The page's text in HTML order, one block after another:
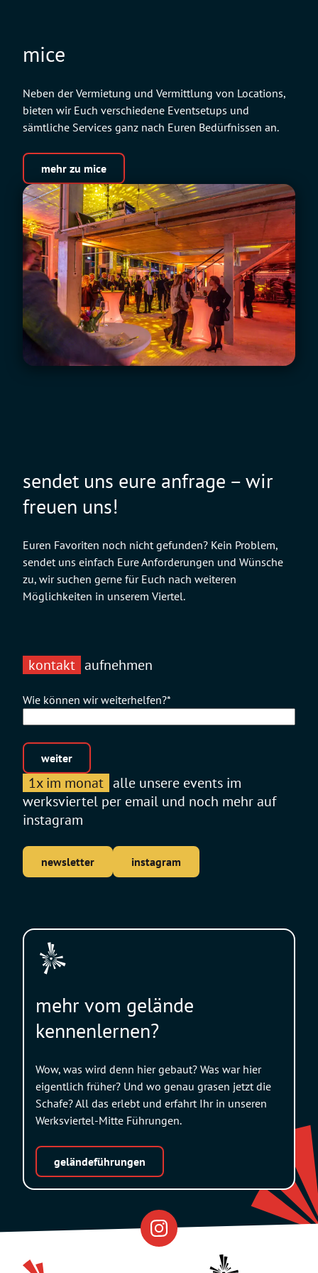
s
l
mice
Neben der Vermietung und Vermittlung von Locations,
bieten wir Euch verschiedene Eventsetups und
sämtliche Services ganz nach Euren Bedürfnissen an.
mehr zu mice
sendet uns eure anfrage – wir
freuen uns!
Euren Favoriten noch nicht gefunden? Kein Problem,
sendet uns einfach Eure Anforderungen und Wünsche
zu, wir suchen gerne für Euch nach weiteren
Möglichkeiten in unserem Viertel.
kontakt aufnehmen
Wie können wir weiterhelfen?*
weiter
1x im monat alle unsere events im
werksviertel per email und noch mehr auf
instagram
newsletter instagram
mehr vom gelände
kennenlernen?
Wow, was wird denn hier gebaut? Was war hier
eigentlich früher? Und wo genau grasen jetzt die
Schafe? All das erlebt und erfahrt Ihr in unseren
Werksviertel-Mitte Führungen.
geländeführungen